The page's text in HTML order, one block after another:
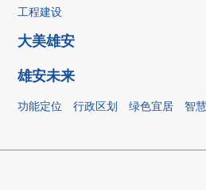
工程建设
大美雄安
雄安未来
功能定位 行政区划 绿色宜居 智